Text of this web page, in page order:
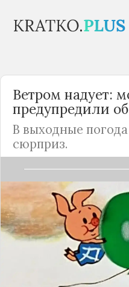
Ветром надует:
предупредили
В выходные
сюрприз.
Сильные порывы ветра
пятницы, 22 сентября,
сентября,
центра «Метео»
.